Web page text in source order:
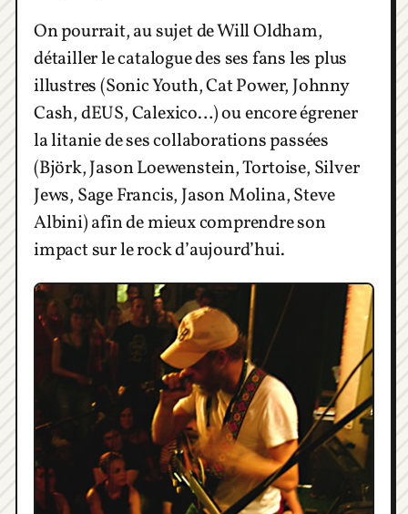
On pourrait, au sujet de Will Oldham,
détailler le catalogue des ses fans les plus
illustres (Sonic Youth, Cat Power, Johnny
Cash, dEUS, Calexico…) ou encore égrener
la litanie de ses collaborations passées
(Björk, Jason Loewenstein, Tortoise, Silver
Jews, Sage Francis, Jason Molina, Steve
Albini) afin de mieux comprendre son
impact sur le rock d’aujourd’hui.